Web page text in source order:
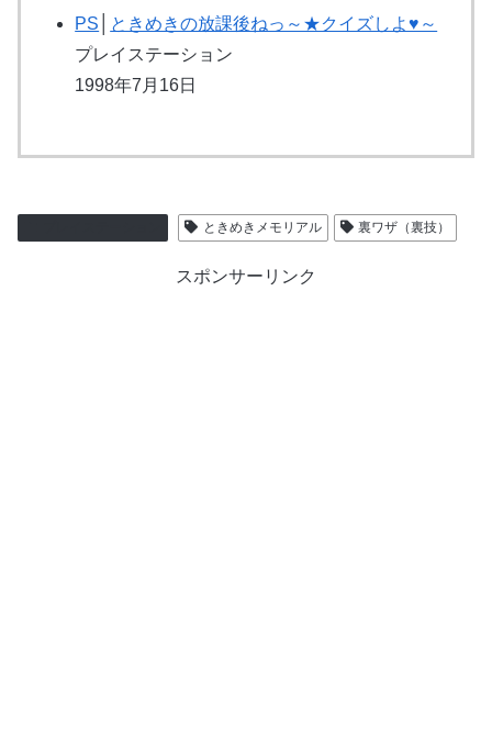
PS
ときめきの放課後ねっ～★クイズしよ♥～
プレイステーション
1998年7月16日
ときめきメモリアル 裏ワザ（裏技）
スポンサーリンク